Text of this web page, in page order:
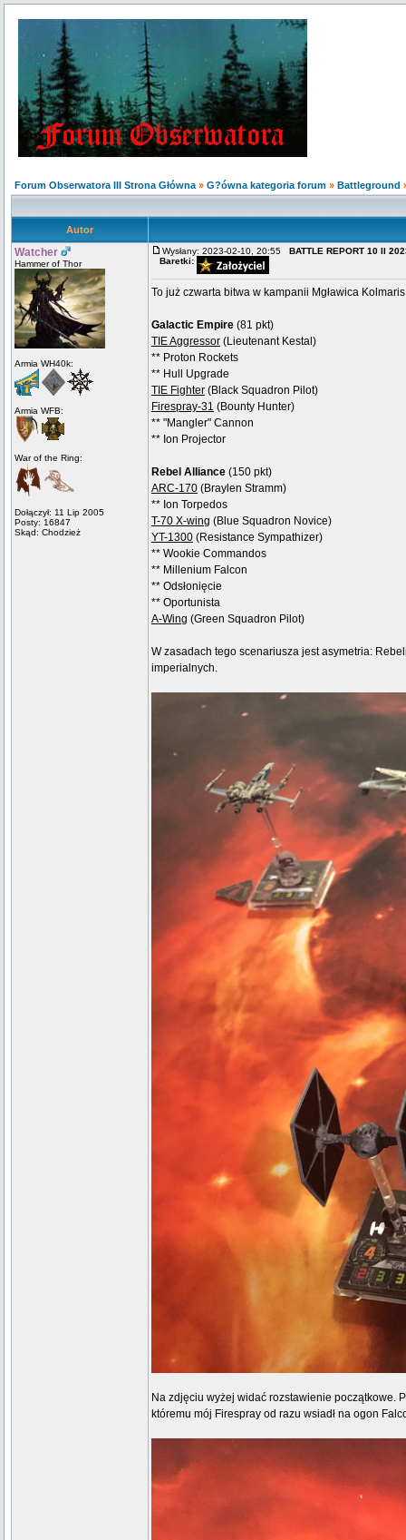
Forum Obserwatora III Strona Główna » G?ówna kategoria forum » Battleground
Autor
Watcher
Hammer of Thor
Armia WH40k:
Armia WFB:
War of the Ring:
Dołączył: 11 Lip 2005
Posty: 16847
Skąd: Chodzież
Wysłany: 2023-02-10, 20:55 BATTLE REPORT 10 II
Baretki:
To już czwarta bitwa w kampanii Mgławica
Galactic Empire (81 pkt)
TIE Aggressor (Lieutenant Kestal)
** Proton Rockets
** Hull Upgrade
TIE Fighter (Black Squadron Pilot)
Firespray-31 (Bounty Hunter)
** "Mangler" Cannon
** Ion Projector
Rebel Alliance (150 pkt)
ARC-170 (Braylen Stramm)
** Ion Torpedos
T-70 X-wing (Blue Squadron Novice)
YT-1300 (Resistance Sympathizer)
** Wookie Commandos
** Millenium Falcon
** Odsłonięcie
** Oportunista
A-Wing (Green Squadron Pilot)
W zasadach tego scenariusza jest asymetria:
imperialnych.
Na zdjęciu wyżej widać rozstawienie początkowe.
któremu mój Firespray od razu wsiadł na ogon